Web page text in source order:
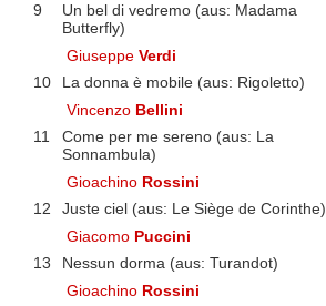
9
Un bel di vedremo (aus: Madama
Butterfly)
GiuseppeVerdi
10
La donna è mobile (aus: Rigoletto)
Vincenzo Bellini
11
Come per me sereno (aus: La
Sonnambula)
Gioachino Rossini
12
Juste ciel (aus: Le Siège de Corinthe)
Giacomo Puccini
13
Nessun dorma (aus: Turandot)
Gioachino Rossini